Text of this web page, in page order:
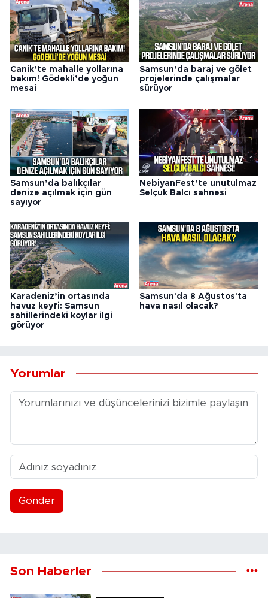
Canik’te mahalle yollarına
bakım! Gödekli’de yoğun
mesai
Samsun’da baraj ve gölet
projelerinde çalışmalar
sürüyor
Samsun’da balıkçılar
denize açılmak için gün
sayıyor
NebiyanFest’te unutulmaz
Selçuk Balcı sahnesi
Karadeniz’in ortasında
havuz keyfi: Samsun
sahillerindeki koylar ilgi
görüyor
Samsun'da 8 Ağustos'ta
hava nasıl olacak?
Yorumlar
Gönder
Son Haberler